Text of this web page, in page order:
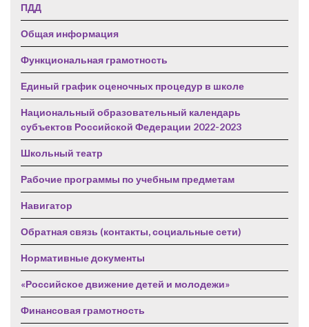
ПДД
Общая информация
Функциональная грамотность
Единый график оценочных процедур в школе
Национальный образовательный календарь
субъектов Российской Федерации 2022-2023
Школьный театр
Рабочие программы по учебным предметам
Навигатор
Обратная связь (контакты, социальные сети)
Нормативные документы
«Российское движение детей и молодежи»
Финансовая грамотность